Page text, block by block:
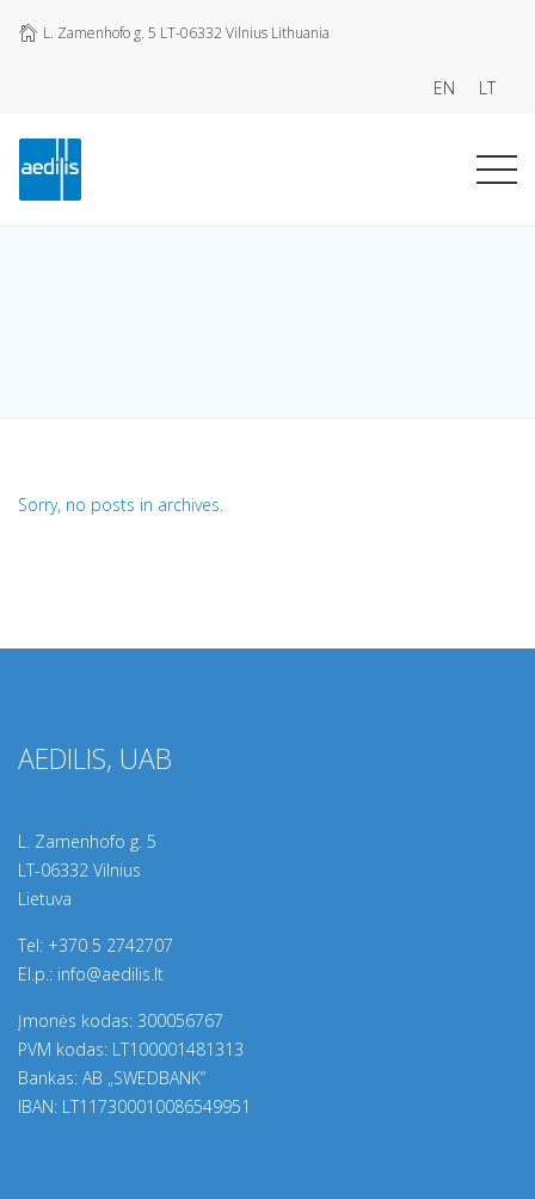
L. Zamenhofo g. 5 LT-06332 Vilnius Lithuania
EN LT
Sorry, no posts in archives.
AEDILIS, UAB
L. Zamenhofo g. 5
LT-06332 Vilnius
Lietuva
Tel: +370 5 2742707
El.p.: info@aedilis.lt
Įmonės kodas: 300056767
PVM kodas: LT100001481313
Bankas: AB „SWEDBANK”
IBAN: LT117300010086549951